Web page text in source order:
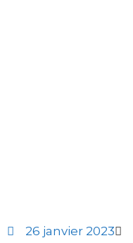
26 janvier 2023